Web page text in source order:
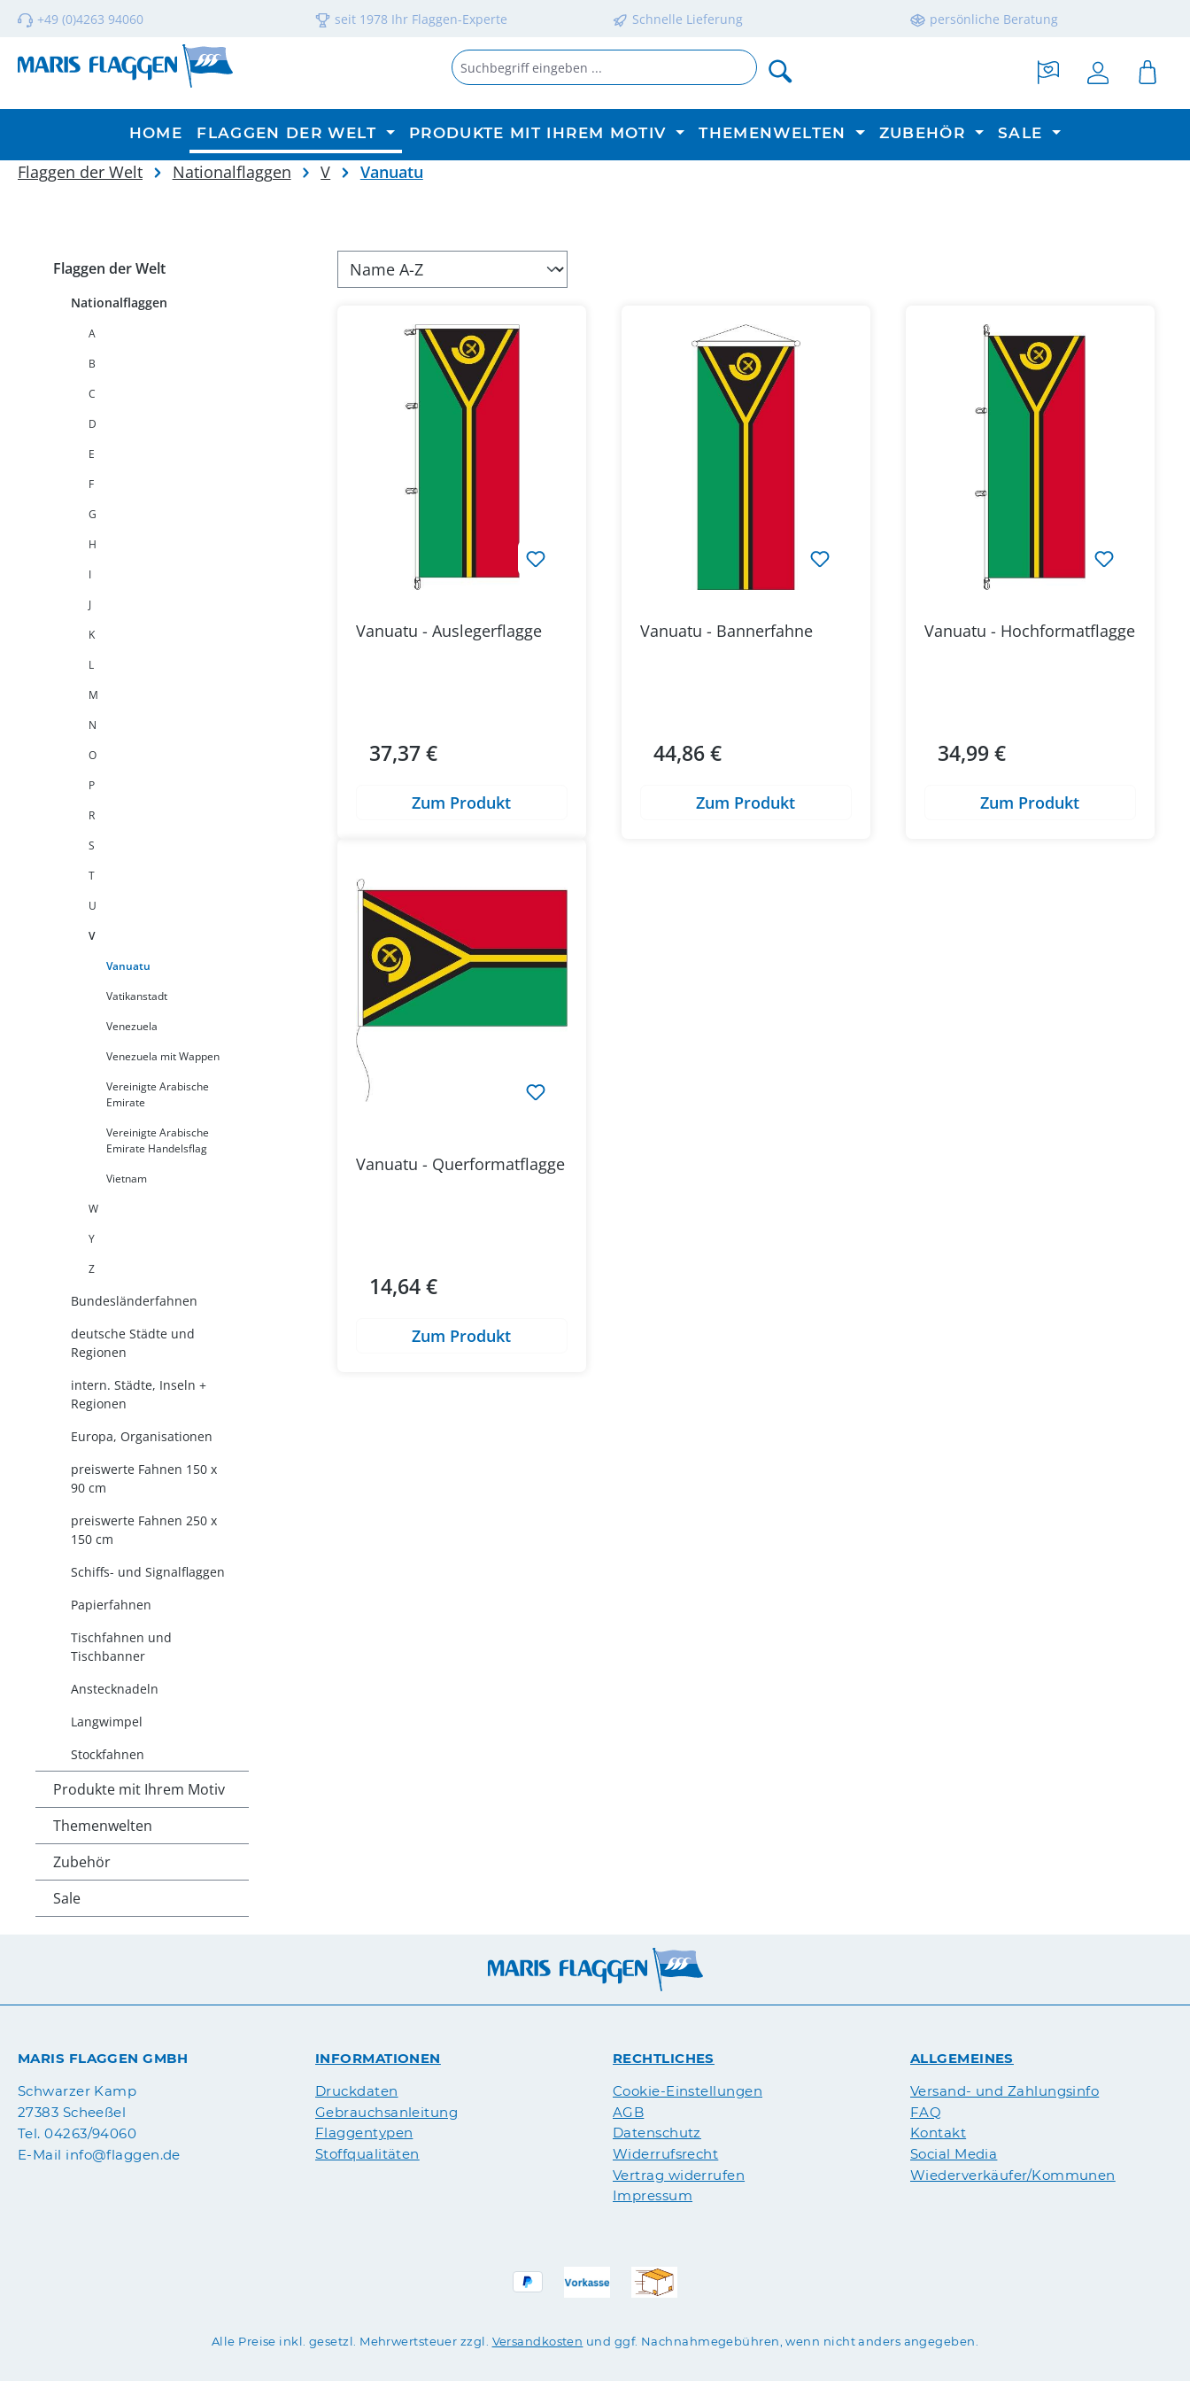
Hauptinhalt springen
Zur Suche springen
Zur Hauptnavigation springen
+49 (0)4263 94060 seit 1978 Ihr Flaggen-Experte Schnelle Lieferung persönliche Beratung
HOME FLAGGEN DER WELT PRODUKTE MIT IHREM MOTIV THEMENWELTEN ZUBEHÖR SALE
Flaggen der Welt Nationalflaggen V Vanuatu
Flaggen der Welt
Nationalflaggen
A
B
C
D
E
F
G
H
I
J
K
L
M
N
O
P
R
S
T
U
V
Vanuatu
Vatikanstadt
Venezuela
Venezuela mit Wappen
Vereinigte Arabische
Emirate
Vereinigte Arabische
Emirate Handelsflag
Vietnam
W
Y
Z
Bundesländerfahnen
deutsche Städte und
Regionen
intern. Städte, Inseln +
Regionen
Europa, Organisationen
preiswerte Fahnen 150 x
90 cm
preiswerte Fahnen 250 x
150 cm
Schiffs- und Signalflaggen
Papierfahnen
Tischfahnen und
Tischbanner
Anstecknadeln
Langwimpel
Stockfahnen
Produkte mit Ihrem Motiv
Themenwelten
Zubehör
Sale
Vanuatu - Auslegerflagge
Regulärer Preis:
37,37 €
Zum Produkt
Vanuatu - Bannerfahne
Regulärer Preis:
44,86 €
Zum Produkt
Vanuatu - Hochformatflagge
Regulärer Preis:
34,99 €
Zum Produkt
Vanuatu - Querformatflagge
Regulärer Preis:
14,64 €
Zum Produkt
MARIS FLAGGEN GMBH
Schwarzer Kamp
27383 Scheeßel
Tel. 04263/94060
E-Mail info@flaggen.de
INFORMATIONEN
Druckdaten
Gebrauchsanleitung
Flaggentypen
Stoffqualitäten
RECHTLICHES
Cookie-Einstellungen
AGB
Datenschutz
Widerrufsrecht
Vertrag widerrufen
Impressum
ALLGEMEINES
Versand- und Zahlungsinfo
FAQ
Kontakt
Social Media
Wiederverkäufer/Kommunen
Alle Preise inkl. gesetzl. Mehrwertsteuer zzgl. Versandkosten und ggf. Nachnahmegebühren, wenn nicht anders angegeben.